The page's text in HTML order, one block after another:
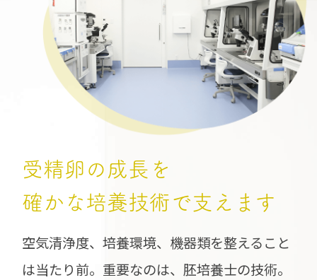
受精卵の成長を
確かな培養技術で支えます
空気清浄度、培養環境、機器類を整えること
は当たり前。重要なのは、胚培養士の技術。